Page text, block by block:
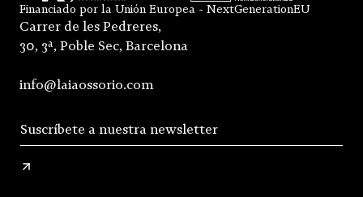
Financiado por la Unión Europea - NextGenerationEU
Carrer de les Pedreres,
30, 3ª, Poble Sec, Barcelona
info@laiaossorio.com